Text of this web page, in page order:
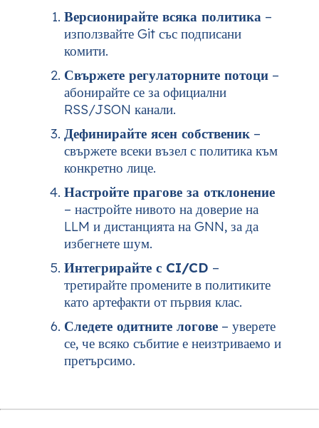
Версионирайте всяка политика –
използвайте Git със подписани
комити.
Свържете регулаторните потоци –
абонирайте се за официални
RSS/JSON канали.
Дефинирайте ясен собственик –
свържете всеки възел с политика към
конкретно лице.
Настройте прагове за отклонение
– настройте нивото на доверие на
LLM и дистанцията на GNN, за да
избегнете шум.
Интегрирайте с CI/CD –
третирайте промените в политиките
като артефакти от първия клас.
Следете одитните логове – уверете
се, че всяко събитие е неизтриваемо и
претърсимо.